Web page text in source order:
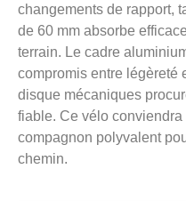
changements de rapport,
de 60 mm absorbe
terrain. Le cadre
compromis entre légèreté
disque mécaniques
fiable. Ce vélo
compagnon polyvalent
chemin.